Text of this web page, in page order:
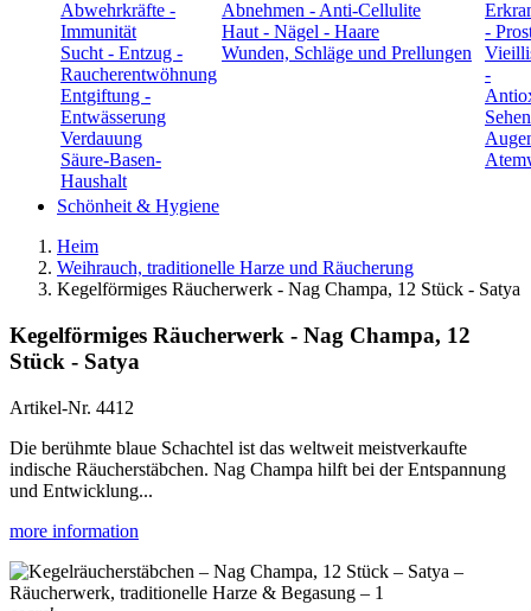
Abwehrkräfte -
Immunität
Sucht - Entzug -
Raucherentwöhnung
Entgiftung -
Entwässerung
Verdauung
Säure-Basen-
Haushalt
Abnehmen - Anti-Cellulite
Haut - Nägel - Haare
Wunden, Schläge und Prellungen
-
-
Schönheit & Hygiene
Heim
Weihrauch, traditionelle Harze und Räucherung
Kegelförmiges Räucherwerk - Nag Champa, 12 Stück - Satya
Kegelförmiges Räucherwerk - Nag Champa, 12
Stück - Satya
Artikel-Nr. 4412
Die berühmte blaue Schachtel ist das weltweit meistverkaufte
indische Räucherstäbchen. Nag Champa hilft bei der Entspannung
und Entwicklung...
more information